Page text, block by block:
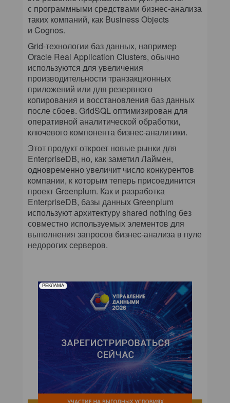
с программными средствами бизнес-анализа
таких компаний, как Business Objects
и Cognos.
Grid-технологии баз данных, например
Oracle Real Application Clusters, обычно
используются для увеличения
производительности транзакционных
приложений или для резервного
копирования и восстановления баз данных
после сбоев. GridSQL оптимизирован для
оперативной аналитической обработки,
ключевого компонента бизнес-аналитики.
Этот продукт откроет новые рынки для
EnterpriseDB, но, как заметил Лаймен,
одновременно увеличит число конкурентов
компании, к которым теперь присоединится
проект Greenplum. Как и разработка
EnterpriseDB, базы данных Greenplum
используют архитектуру shared nothing без
совместно используемых элементов для
выполнения запросов бизнес-анализа в пуле
недорогих серверов.
РЕКЛАМА